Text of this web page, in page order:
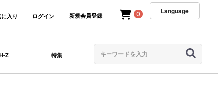
入り ログイン 新規会員登録 0 Language
Z 特集